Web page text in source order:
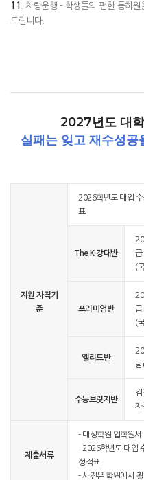
11
. 차량운행 - 학생들의 편한 등하
드립니다.
2027년도 대
실패는 잊고 재수성공
지원 자격기
준
2026학년도 대입
표
The K 강대반
급
(
프리미엄반
급
(
엘리트반
탐
수능브릿지반
검
자
제출서류
- 대성학원 입학원서
- 2026학년도 대입
성적표
- 사진은 학원에서